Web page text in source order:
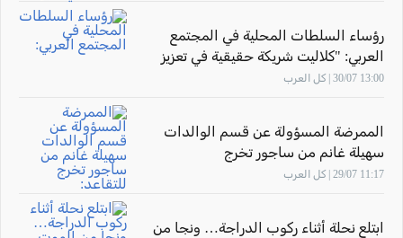
رؤساء السلطات المحلية في المجتمع
العربي: "كلاليت شريكة حقيقية في تعزيز
صحة أهالينا"
13:00 30/07 | كل العرب
الممرضة المسؤولة عن قسم الوالدات
سهيلة غانم من ساجور تخرج
للتقاعد: "أشعر بالفخر لأنني ساهمت في
11:17 29/07 | كل العرب
ابتلع نحلة أثناء ركوب الدراجة… ونجا من